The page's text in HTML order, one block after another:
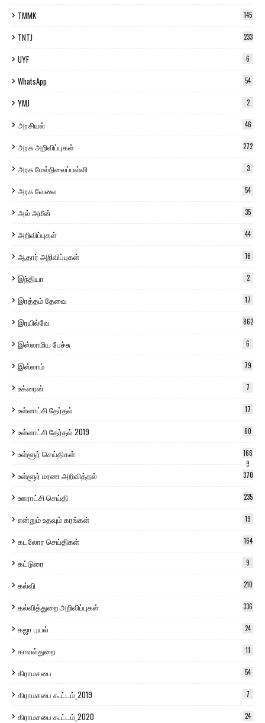
TMMK 145
TNTJ 233
UYF 6
WhatsApp 54
YMJ 2
அரசியல் 46
அரசு அறிவிப்புகள் 272
அரசு மேல்நிலைப்பள்ளி 3
அரசு வேலை 54
அல் அமீன் 35
அறிவிப்புகள் 44
ஆதார் அறிவிப்புகள் 16
இந்தியா 2
இரத்தம் தேவை 17
இரயில்வே 862
இஸ்லாமிய பேச்சு 6
இஸ்லாம் 79
உக்ரைன் 7
உள்ளாட்சி தேர்தல் 17
உள்ளாட்சி தேர்தல் 2019 60
உள்ளூர் செய்திகள்
166
9
உள்ளூர் மரண அறிவித்தல் 370
ஊராட்சி செய்தி 235
என்றும் உதவும் கரங்கள் 19
கடலோர செய்திகள் 164
கட்டுரை 9
கல்வி 210
கல்வித்துறை அறிவிப்புகள் 336
கஜா புயல் 24
காவல்துறை 11
கிராமசபை 54
கிராமசபை கூட்டம்_2019 7
கிராமசபை கூட்டம்_2020 24